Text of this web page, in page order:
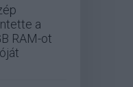
a
RAM-ot